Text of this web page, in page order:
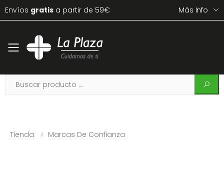
Envíos gratis a partir de 59€ Más Info
Toggle mobile menu
Tienda Marcas De Confianza